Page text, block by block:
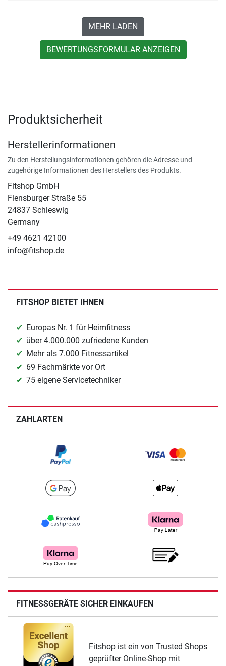
MEHR LADEN
BEWERTUNGSFORMULAR ANZEIGEN
Produktsicherheit
Herstellerinformationen
Zu den Herstellungsinformationen gehören die Adresse und
zugehörige Informationen des Herstellers des Produkts.
Fitshop GmbH
Flensburger Straße 55
24837 Schleswig
Germany
+49 4621 42100
info@fitshop.de
FITSHOP BIETET IHNEN
Europas Nr. 1 für Heimfitness
über 4.000.000 zufriedene Kunden
Mehr als 7.000 Fitnessartikel
69 Fachmärkte vor Ort
75 eigene Servicetechniker
ZAHLARTEN
FITNESSGERÄTE SICHER EINKAUFEN
Fitshop ist ein von Trusted Shops
geprüfter Online-Shop mit